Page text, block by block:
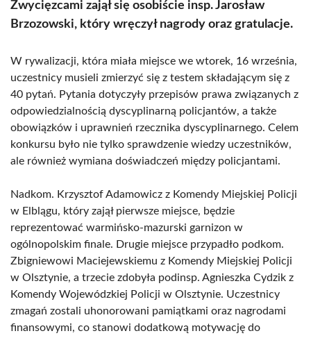
Zwycięzcami zajął się osobiście insp. Jarosław
Brzozowski, który wręczył nagrody oraz gratulacje.
W rywalizacji, która miała miejsce we wtorek, 16 września,
uczestnicy musieli zmierzyć się z testem składającym się z
40 pytań. Pytania dotyczyły przepisów prawa związanych z
odpowiedzialnością dyscyplinarną policjantów, a także
obowiązków i uprawnień rzecznika dyscyplinarnego. Celem
konkursu było nie tylko sprawdzenie wiedzy uczestników,
ale również wymiana doświadczeń między policjantami.
Nadkom. Krzysztof Adamowicz z Komendy Miejskiej Policji
w Elblągu, który zajął pierwsze miejsce, będzie
reprezentować warmińsko-mazurski garnizon w
ogólnopolskim finale. Drugie miejsce przypadło podkom.
Zbigniewowi Maciejewskiemu z Komendy Miejskiej Policji
w Olsztynie, a trzecie zdobyła podinsp. Agnieszka Cydzik z
Komendy Wojewódzkiej Policji w Olsztynie. Uczestnicy
zmagań zostali uhonorowani pamiątkami oraz nagrodami
finansowymi, co stanowi dodatkową motywację do